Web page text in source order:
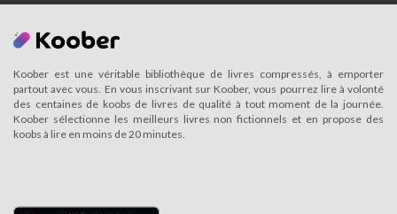
Koober est une véritable bibliothèque de livres compressés, à emporter
partout avec vous. En vous inscrivant sur Koober, vous pourrez lire à volonté
des centaines de koobs de livres de qualité à tout moment de la journée.
Koober sélectionne les meilleurs livres non fictionnels et en propose des
koobs à lire en moins de 20 minutes.